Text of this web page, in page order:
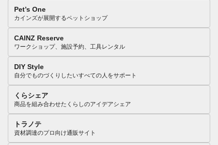
Pet’s One
カインズが展開するペットショップ
CAINZ Reserve
ワークショップ、施設予約、工具レンタル
DIY Style
自分でものづくりしたいすべての人をサポート
くらシェア
商品を組み合わせたくらしのアイデアシェア
トラノテ
資材調達のプロ向け通販サイト